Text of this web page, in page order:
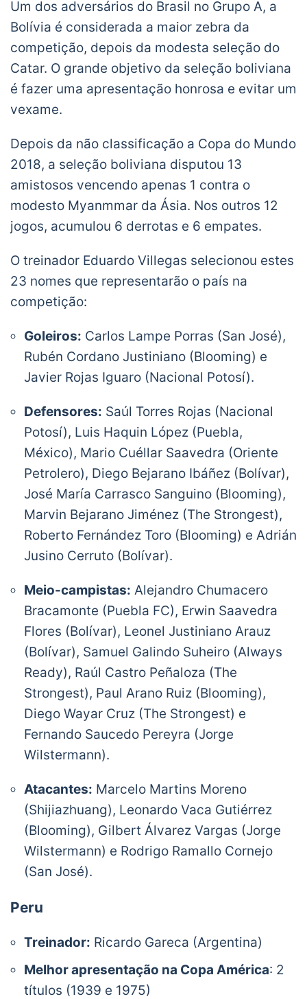
Um dos adversários do Brasil no Grupo A, a
Bolívia é considerada a maior zebra da
competição, depois da modesta seleção do
Catar. O grande objetivo da seleção boliviana
é fazer uma apresentação honrosa e evitar um
vexame.
Depois da não classificação a Copa do Mundo
2018, a seleção boliviana disputou 13
amistosos vencendo apenas 1 contra o
modesto Myanmmar da Ásia. Nos outros 12
jogos, acumulou 6 derrotas e 6 empates.
O treinador Eduardo Villegas selecionou estes
23 nomes que representarão o país na
competição:
Goleiros: Carlos Lampe Porras (San José),
Rubén Cordano Justiniano (Blooming) e
Javier Rojas Iguaro (Nacional Potosí).
Defensores: Saúl Torres Rojas (Nacional
Potosí), Luis Haquin López (Puebla,
México), Mario Cuéllar Saavedra (Oriente
Petrolero), Diego Bejarano Ibáñez (Bolívar),
José María Carrasco Sanguino (Blooming),
Marvin Bejarano Jiménez (The Strongest),
Roberto Fernández Toro (Blooming) e Adrián
Jusino Cerruto (Bolívar).
Meio-campistas: Alejandro Chumacero
Bracamonte (Puebla FC), Erwin Saavedra
Flores (Bolívar), Leonel Justiniano Arauz
(Bolívar), Samuel Galindo Suheiro (Always
Ready), Raúl Castro Peñaloza (The
Strongest), Paul Arano Ruiz (Blooming),
Diego Wayar Cruz (The Strongest) e
Fernando Saucedo Pereyra (Jorge
Wilstermann).
Atacantes: Marcelo Martins Moreno
(Shijiazhuang), Leonardo Vaca Gutiérrez
(Blooming), Gilbert Álvarez Vargas (Jorge
Wilstermann) e Rodrigo Ramallo Cornejo
(San José).
Peru
Treinador: Ricardo Gareca (Argentina)
Melhor apresentação na Copa América: 2
títulos (1939 e 1975)